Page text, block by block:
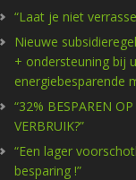
“Laat je niet
Nieuwe
+ ondersteuning bij
energiebesparende
“32% BESPAREN OP
VERBRUIK?”
“Een lager
besparing !”